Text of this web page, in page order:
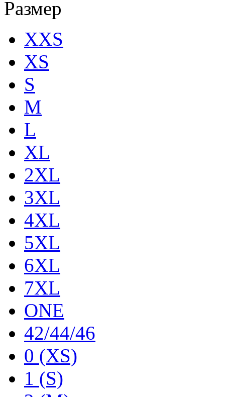
Размер
XXS
XS
S
M
L
XL
2XL
3XL
4XL
5XL
6XL
7XL
ONE
42/44/46
0 (XS)
1 (S)